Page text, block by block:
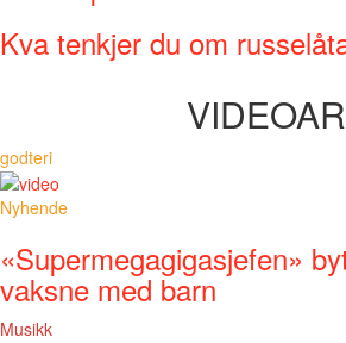
Kva tenkjer du om
VIDEOAR
godteri
Nyhende
«Supermegagigasjefen»
vaksne med barn
Musikk